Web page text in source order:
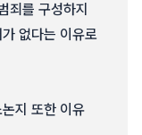
죄를 구성하지
없다는 이유로
지 또한 이유